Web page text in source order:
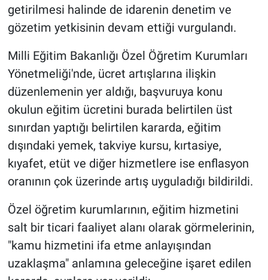
getirilmesi halinde de idarenin denetim ve
gözetim yetkisinin devam ettiği vurgulandı.
Milli Eğitim Bakanlığı Özel Öğretim Kurumları
Yönetmeliği'nde, ücret artışlarına ilişkin
düzenlemenin yer aldığı, başvuruya konu
okulun eğitim ücretini burada belirtilen üst
sınırdan yaptığı belirtilen kararda, eğitim
dışındaki yemek, takviye kursu, kırtasiye,
kıyafet, etüt ve diğer hizmetlere ise enflasyon
oranının çok üzerinde artış uyguladığı bildirildi.
Özel öğretim kurumlarının, eğitim hizmetini
salt bir ticari faaliyet alanı olarak görmelerinin,
"kamu hizmetini ifa etme anlayışından
uzaklaşma" anlamına geleceğine işaret edilen